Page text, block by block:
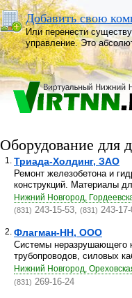
Добавить свою
Или перенести
управление. Это
Оборудование для
1. Триада-Холдинг, ЗАО
Ремонт железобетона и
конструкций. Материалы
Нижний Новгород,
(831) 243-15-53, (831) 243-
2. Флагман-НН, ООО
Системы неразрушающего
трубопроводов, силовых
Нижний Новгород,
(831) 269-16-24